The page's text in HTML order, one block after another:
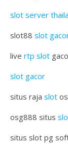
slot server
slot88 slot
live rtp slot
slot gacor
situs raja slot
osg888 situs
situs slot pg